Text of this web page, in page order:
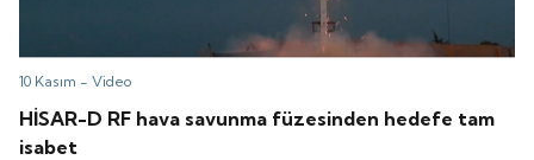
10 Kasım -Video
HİSAR-D RF hava savunma füzesinden hedefe tam
isabet